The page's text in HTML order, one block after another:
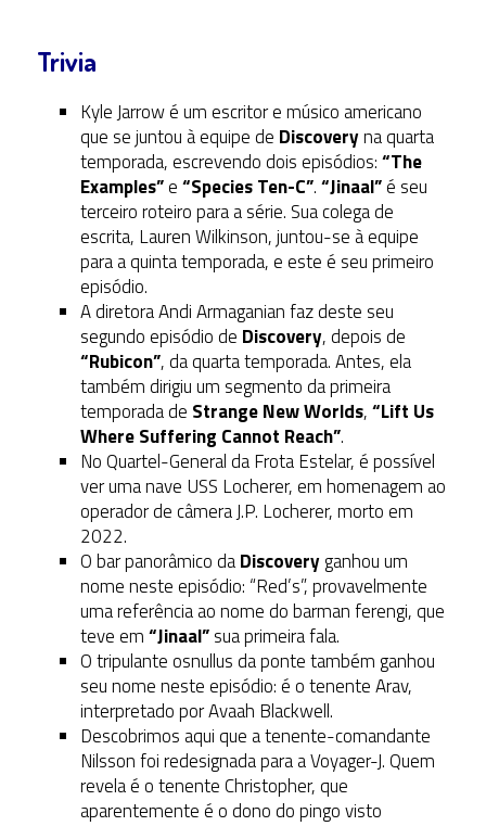
Trivia
Kyle Jarrow é um escritor e músico americano
que se juntou à equipe de Discoveryna quarta
temporada, escrevendo dois episódios:“The
Examples”e“Species Ten-C”.“Jinaal”é seu
terceiro roteiro para a série. Sua colega de
escrita, Lauren Wilkinson, juntou-se à equipe
para a quinta temporada, e este é seu primeiro
episódio.
A diretora Andi Armaganian faz deste seu
segundo episódio de Discovery, depois de
“Rubicon”, da quarta temporada. Antes, ela
também dirigiu um segmento da primeira
temporada de Strange New Worlds,“Lift Us
Where Suffering Cannot Reach”.
No Quartel-General da Frota Estelar, é possível
ver uma nave USS Locherer, em homenagem ao
operador de câmera J.P. Locherer, morto em
2022.
O bar panorâmico daDiscoveryganhou um
nome neste episódio: “Red’s”, provavelmente
uma referência ao nome do barman ferengi, que
teve em“Jinaal”sua primeira fala.
O tripulante osnullus da ponte também ganhou
seu nome neste episódio: é o tenente Arav,
interpretado por Avaah Blackwell.
Descobrimos aqui que a tenente-comandante
Nilsson foi redesignada para a Voyager-J. Quem
revela é o tenente Christopher, que
aparentemente é o dono do pingo visto